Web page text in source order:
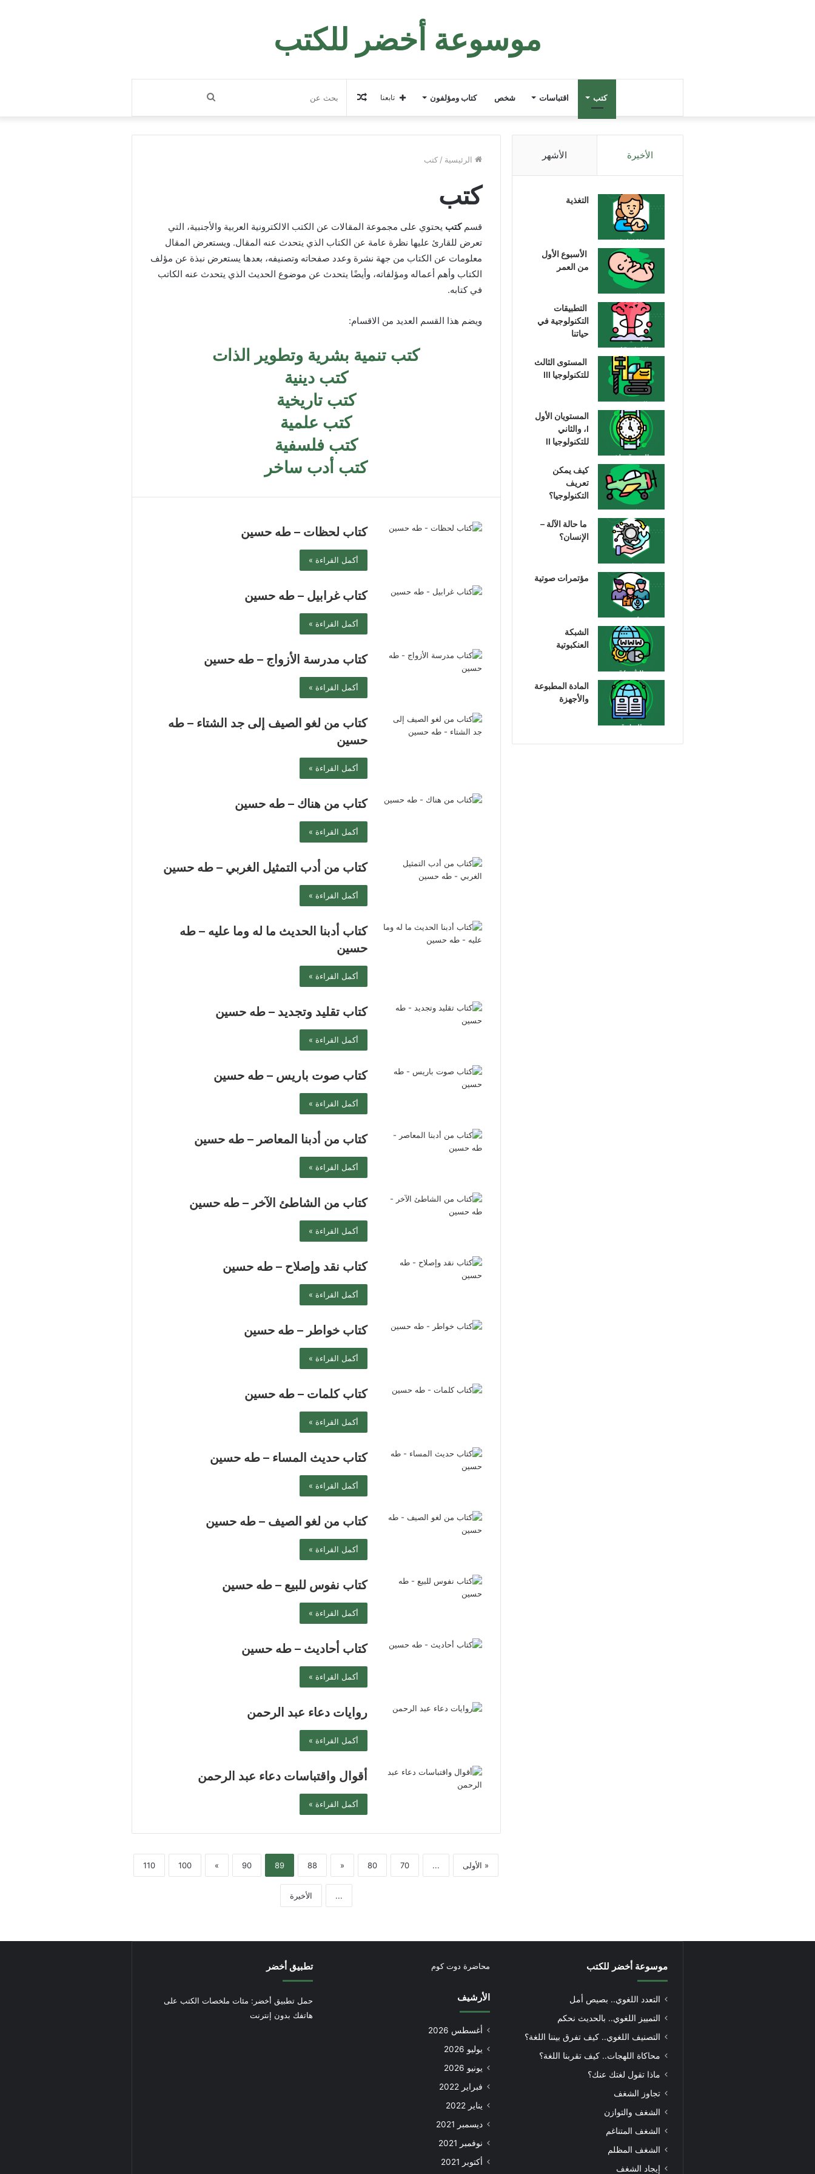
موسوعة أخضر للكتب
كتب اقتباسات شخص كتاب ومؤلفون بحث
عن
مقال
عشوائي
تابعنا
الرئيسية / كتب
كتب
قسمكتب يحتوي على مجموعة المقالات عن الكتب الالكترونية العربية والأجنبية، التي
تعرض للقارئ عليها نظرة عامة عن الكتاب الذي يتحدث عنه المقال. ويستعرض المقال
معلومات عن الكتاب من جهة نشرة وعدد صفحاته وتصنيفه، بعدها يستعرض نبذة عن مؤلف
الكتاب وأهم أعماله ومؤلفاته، وأيضًا يتحدث عن موضوع الحديث الذي يتحدث عنه الكاتب
في كتابه.
ويضم هذا القسم العديد من الاقسام:
كتب تنمية بشرية وتطوير الذات
كتب دينية
كتب تاريخية
كتب علمية
كتب فلسفية
كتب أدب ساخر
كتاب لحظات – طه حسين
أكمل القراءة »
كتاب غرابيل – طه حسين
أكمل القراءة »
كتاب مدرسة الأزواج – طه حسين
أكمل القراءة »
كتاب من لغو الصيف إلى جد الشتاء – طه
حسين
أكمل القراءة »
كتاب من هناك – طه حسين
أكمل القراءة »
كتاب من أدب التمثيل الغربي – طه حسين
أكمل القراءة »
كتاب أدبنا الحديث ما له وما عليه – طه
حسين
أكمل القراءة »
كتاب تقليد وتجديد – طه حسين
أكمل القراءة »
كتاب صوت باريس – طه حسين
أكمل القراءة »
كتاب من أدبنا المعاصر – طه حسين
أكمل القراءة »
كتاب من الشاطئ الآخر – طه حسين
أكمل القراءة »
كتاب نقد وإصلاح – طه حسين
أكمل القراءة »
كتاب خواطر – طه حسين
أكمل القراءة »
كتاب كلمات – طه حسين
أكمل القراءة »
كتاب حديث المساء – طه حسين
أكمل القراءة »
كتاب من لغو الصيف – طه حسين
أكمل القراءة »
كتاب نفوس للبيع – طه حسين
أكمل القراءة »
كتاب أحاديث – طه حسين
أكمل القراءة »
روايات دعاء عبد الرحمن
أكمل القراءة »
أقوال واقتباسات دعاء عبد الرحمن
أكمل القراءة »
« الأولى ...
70
80
«
88
89
90
»
100
110
... الأخيرة
الأخيرة الأشهر
التغذية
الأسبوع الأول
من العمر
التطبيقات
التكنولوجية في
حياتنا
المستوى الثالث
للتكنولوجيا III
المستويان الأول
I، والثاني
للتكنولوجيا II
كيف يمكن
تعريف
التكنولوجيا؟
ما حالة الآلة –
الإنسان؟
مؤتمرات صوتية
الشبكة
العنكبوتية
المادة المطبوعة
والأجهزة
موسوعة أخضر للكتب
التعدد اللغوي.. بصيص أمل
التمييز اللغوي.. بالحديث نحكم
التصنيف اللغوي.. كيف تفرق بيننا اللغة؟
محاكاة اللهجات.. كيف تقربنا اللغة؟
ماذا تقول لغتك عنك؟
تجاوز الشغف
الشغف والتوازن
الشغف المتناغم
الشغف المظلم
إيجاد الشغف
محاضرة دوت كوم
الأرشيف
أغسطس 2026
يوليو 2026
يونيو 2026
فبراير 2022
يناير 2022
ديسمبر 2021
نوفمبر 2021
أكتوبر 2021
تطبيق أخضر
حمل تطبيق أخضر: مئات ملخصات الكتب على
هاتفك بدون إنترنت